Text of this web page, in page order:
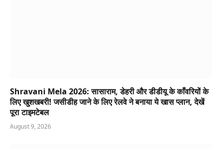
Shravani Mela 2026: सासाराम, डेहरी और डीडीयू के काँवरियों के
लिए खुशखबरी! जसीडीह जाने के लिए रेलवे ने बनाया ये खास प्लान, देखें
पूरा टाइमटेबल
August 9, 2026